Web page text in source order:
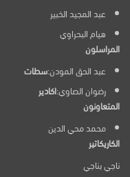
عبد المجيد الخبير
هيام البحراوي
المراسلون
عبد الحق المودن:سطات
رضوان الصاوي:اكادير
المتعاونون
محمد محي الدين
الكاريكاتير
ناجي بناجي